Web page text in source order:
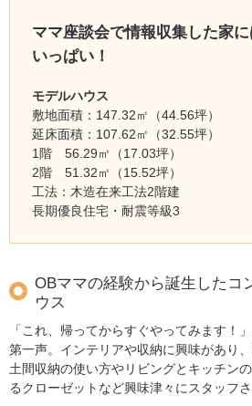
ママ座談会で情報収集した家
いっぱい！
モデルハウス
敷地面積：147.32㎡（44.56坪）
延床面積：107.62㎡（32.55坪）
1階 56.29㎡（17.03坪）
2階 51.32㎡（15.52坪）
工法：木造在来工法2階建
長期優良住宅・耐震等級3
OBママの経験から誕生したコ
ウス
「これ、帰ってからすぐやってみます！
第一声。インテリアや収納に興味があり
土間収納の使い方やリビングとキッチン
るクローゼットなど興味津々にスタッフ